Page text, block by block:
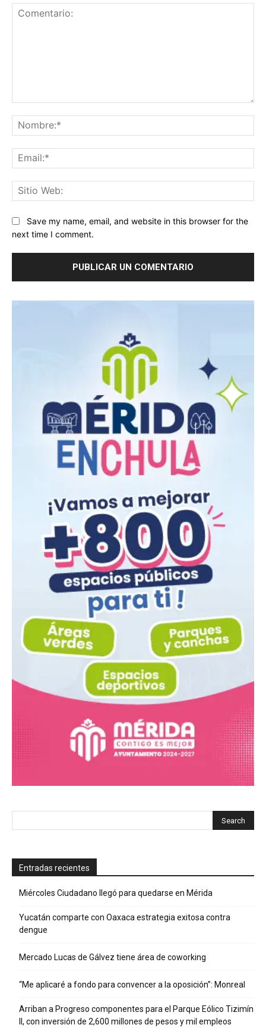
Save my name, email, and website in this browser for the
next time I comment.
Entradas recientes
Miércoles Ciudadano llegó para quedarse en Mérida
Yucatán comparte con Oaxaca estrategia exitosa contra
dengue
Mercado Lucas de Gálvez tiene área de coworking
“Me aplicaré a fondo para convencer a la oposición”: Monreal
Arriban a Progreso componentes para el Parque Eólico Tizimín
II, con inversión de 2,600 millones de pesos y mil empleos